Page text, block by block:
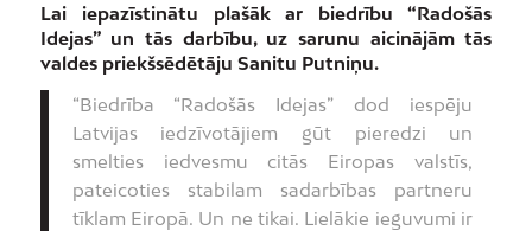
Lai iepazīstinātu plašāk ar biedrību “Radošās
Idejas” un tās darbību, uz sarunu aicinājām tās
valdes priekšsēdētāju Sanitu Putniņu.
“Biedrība “Radošās Idejas” dod iespēju
Latvijas iedzīvotājiem gūt pieredzi un
smelties iedvesmu citās Eiropas valstīs,
pateicoties stabilam sadarbības partneru
tīklam Eiropā. Un ne tikai. Lielākie ieguvumi ir